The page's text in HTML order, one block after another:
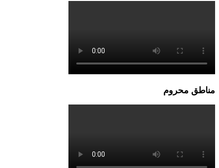
مناطق محروم